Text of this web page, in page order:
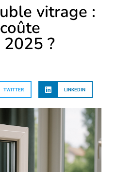
vitrage :
?
TWITTER LINKEDIN